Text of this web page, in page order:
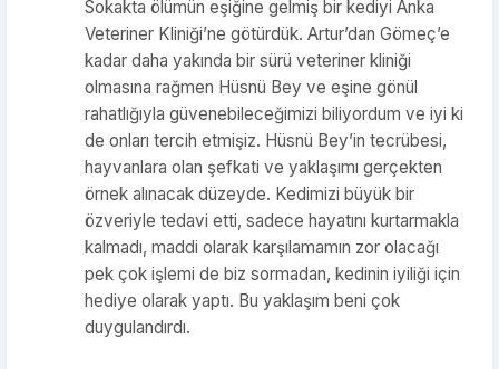
Sokakta ölümün eşiğine gelmiş bir kediyi Anka
Veteriner Kliniği’ne götürdük. Artur’dan Gömeç’e
kadar daha yakında bir sürü veteriner kliniği
olmasına rağmen Hüsnü Bey ve eşine gönül
rahatlığıyla güvenebileceğimizi biliyordum ve iyi ki
de onları tercih etmişiz. Hüsnü Bey’in tecrübesi,
hayvanlara olan şefkati ve yaklaşımı gerçekten
örnek alınacak düzeyde. Kedimizi büyük bir
özveriyle tedavi etti, sadece hayatını kurtarmakla
kalmadı, maddi olarak karşılamamın zor olacağı
pek çok işlemi de biz sormadan, kedinin iyiliği için
hediye olarak yaptı. Bu yaklaşım beni çok
duygulandırdı.